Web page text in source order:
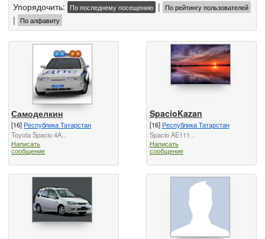
Упорядочить: По последнему посещению | По рейтингу пользователей
| По алфавиту
Самоделкин
[16]Республика Татарстан
Toyota Spacio 4A...
Написать
сообщение
SpacioKazan
[16]Республика Татарстан
Spacio AE111...
Написать
сообщение